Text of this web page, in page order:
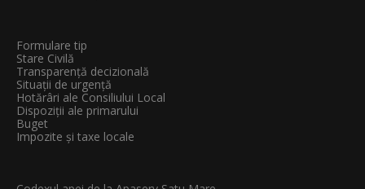
Formulare tip
Stare Civilă
Transparenţă decizională
Situații de urgență
Hotărâri ale Consiliului Local
Dispoziții ale primarului
Buget
Impozite și taxe locale